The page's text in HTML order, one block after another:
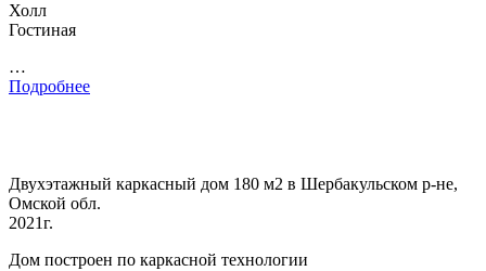
Холл
Гостиная
…
Подробнее
Двухэтажный каркасный дом 180 м2 в Шербакульском р-не,
Омской обл.
2021г.
Дом построен по каркасной технологии